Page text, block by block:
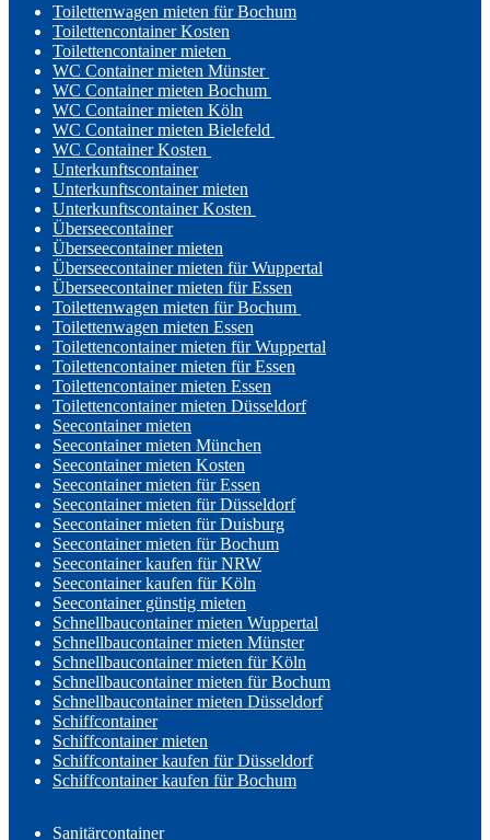
Toilettenwagen mieten für Bochum
Toilettencontainer Kosten
Toilettencontainer mieten
WC Container mieten Münster
WC Container mieten Bochum
WC Container mieten Köln
WC Container mieten Bielefeld
WC Container Kosten
Unterkunftscontainer
Unterkunftscontainer mieten
Unterkunftscontainer Kosten
Überseecontainer
Überseecontainer mieten
Überseecontainer mieten für Wuppertal
Überseecontainer mieten für Essen
Toilettenwagen mieten für Bochum
Toilettenwagen mieten Essen
Toilettencontainer mieten für Wuppertal
Toilettencontainer mieten für Essen
Toilettencontainer mieten Essen
Toilettencontainer mieten Düsseldorf
Seecontainer mieten
Seecontainer mieten München
Seecontainer mieten Kosten
Seecontainer mieten für Essen
Seecontainer mieten für Düsseldorf
Seecontainer mieten für Duisburg
Seecontainer mieten für Bochum
Seecontainer kaufen für NRW
Seecontainer kaufen für Köln
Seecontainer günstig mieten
Schnellbaucontainer mieten Wuppertal
Schnellbaucontainer mieten Münster
Schnellbaucontainer mieten für Köln
Schnellbaucontainer mieten für Bochum
Schnellbaucontainer mieten Düsseldorf
Schiffcontainer
Schiffcontainer mieten
Schiffcontainer kaufen für Düsseldorf
Schiffcontainer kaufen für Bochum
Sanitärcontainer